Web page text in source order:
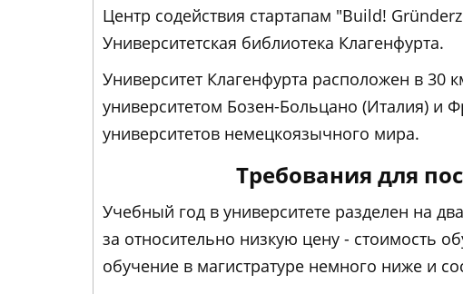
Центр содействия стартапам "Build!
Университетская библиотека Клагенфурта.
Университет Клагенфурта расположен в 30
университетом Бозен-Больцано (Италия) и
университетов немецкоязычного мира.
Требования для
Учебный год в университете разделен на
за относительно низкую цену - стоимость
обучение в магистратуре немного ниже и